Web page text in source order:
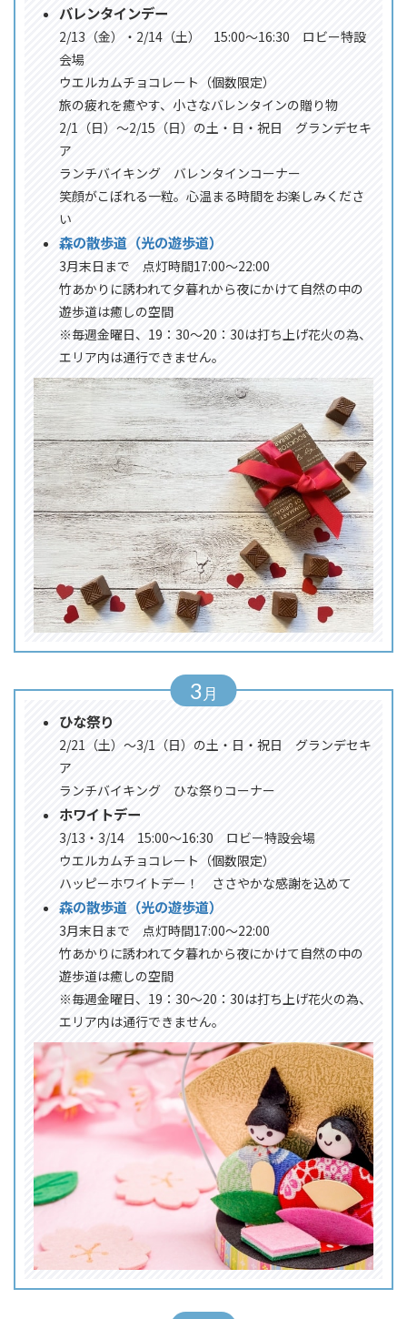
バレンタインデー
2/13（金）・2/14（土） 15:00～16:30 ロビー特設
会場
ウエルカムチョコレート（個数限定）
旅の疲れを癒やす、小さなバレンタインの贈り物
2/1（日）～2/15（日）の土・日・祝日 グランデセキ
ア
ランチバイキング バレンタインコーナー
笑顔がこぼれる一粒。心温まる時間をお楽しみくださ
い
森の散歩道（光の遊歩道）
3月末日まで 点灯時間17:00～22:00
竹あかりに誘われて夕暮れから夜にかけて自然の中の
遊歩道は癒しの空間
※毎週金曜日、19：30～20：30は打ち上げ花火の為、
エリア内は通行できません。
3
ひな祭り
2/21（土）～3/1（日）の土・日・祝日 グランデセキ
ア
ランチバイキング ひな祭りコーナー
ホワイトデー
3/13・3/14 15:00～16:30 ロビー特設会場
ウエルカムチョコレート（個数限定）
ハッピーホワイトデー！ ささやかな感謝を込めて
森の散歩道（光の遊歩道）
3月末日まで 点灯時間17:00～22:00
竹あかりに誘われて夕暮れから夜にかけて自然の中の
遊歩道は癒しの空間
※毎週金曜日、19：30～20：30は打ち上げ花火の為、
エリア内は通行できません。